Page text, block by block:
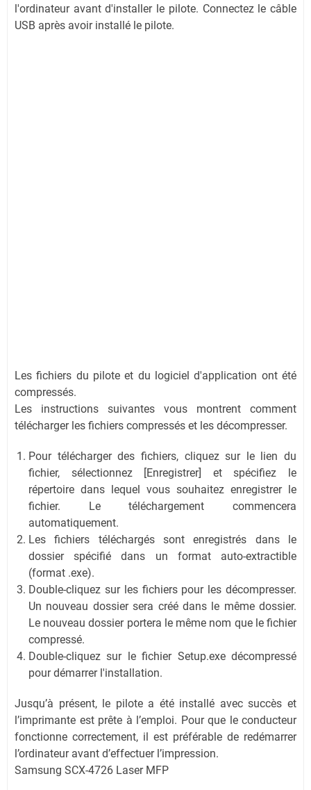
l'ordinateur avant d'installer le pilote. Connectez le câble
USB après avoir installé le pilote.
Les fichiers du pilote et du logiciel d'application ont été
compressés.
Les instructions suivantes vous montrent comment
télécharger les fichiers compressés et les décompresser.
Pour télécharger des fichiers, cliquez sur le lien du
fichier, sélectionnez [Enregistrer] et spécifiez le
répertoire dans lequel vous souhaitez enregistrer le
fichier. Le téléchargement commencera
automatiquement.
Les fichiers téléchargés sont enregistrés dans le
dossier spécifié dans un format auto-extractible
(format .exe).
Double-cliquez sur les fichiers pour les décompresser.
Un nouveau dossier sera créé dans le même dossier.
Le nouveau dossier portera le même nom que le fichier
compressé.
Double-cliquez sur le fichier Setup.exe décompressé
pour démarrer l'installation.
Jusqu’à présent, le pilote a été installé avec succès et
l’imprimante est prête à l’emploi. Pour que le conducteur
fonctionne correctement, il est préférable de redémarrer
l’ordinateur avant d’effectuer l’impression.
Samsung SCX-4726 Laser MFP